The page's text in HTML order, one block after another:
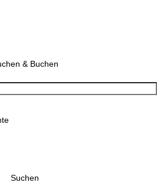
& Buchen
Suchen